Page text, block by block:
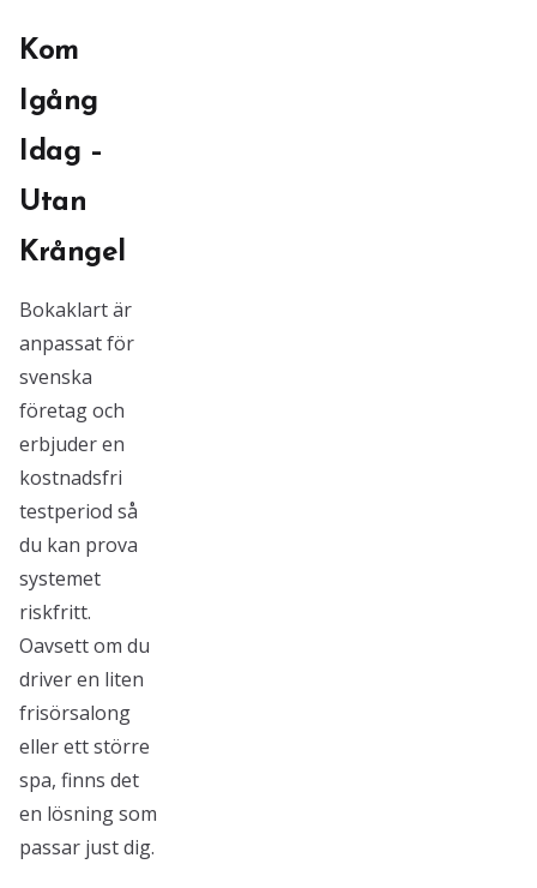
Kom
Igång
Idag –
Utan
Krångel
Bokaklart är
anpassat för
svenska
företag och
erbjuder en
kostnadsfri
testperiod så
du kan prova
systemet
riskfritt.
Oavsett om du
driver en liten
frisörsalong
eller ett större
spa, finns det
en lösning som
passar just dig.